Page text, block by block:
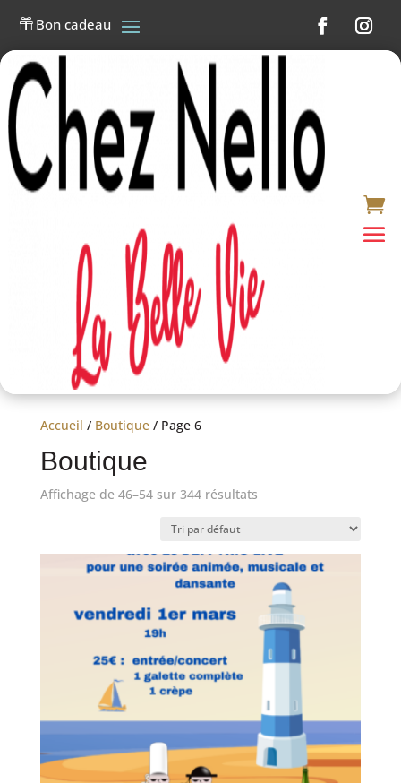
Bon cadeau
Accueil / Boutique/ Page 6
Boutique
Affichage de 46–54 sur 344 résultats